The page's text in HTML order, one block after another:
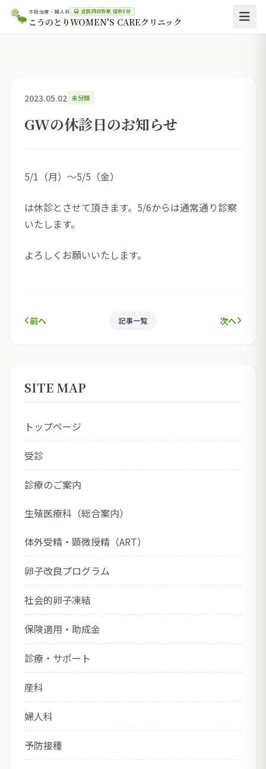
不妊治療・婦人科 近鉄四日市駅 徒歩3分
こうのとりWOMEN'S CAREクリニック
2023.05.02 未分類
GWの休診日のお知らせ
5/1（月）～5/5（金）
は休診とさせて頂きます。5/6からは通常通り診察
いたします。
よろしくお願いいたします。
前へ 記事一覧 次へ
SITE MAP
トップページ
受診
診療のご案内
生殖医療科（総合案内）
体外受精・顕微授精（ART）
卵子改良プログラム
社会的卵子凍結
保険適用・助成金
診療・サポート
産科
婦人科
予防接種